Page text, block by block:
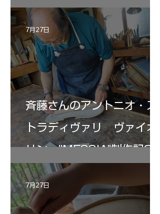
斉藤さんのアントニオ・ス
トラディヴァリ ヴァイオ
リン ”MESSIA"制作記33
7月27日
7月27日